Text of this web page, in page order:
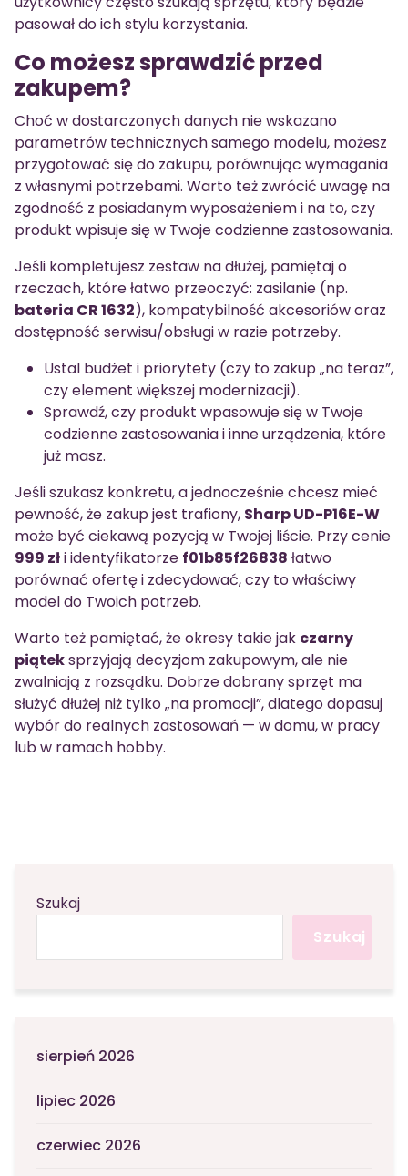
pasował do ich stylu korzystania.
Co możesz sprawdzić przed
zakupem?
Choć w dostarczonych danych nie wskazano
parametrów technicznych samego modelu, możesz
przygotować się do zakupu, porównując wymagania
z własnymi potrzebami. Warto też zwrócić uwagę na
zgodność z posiadanym wyposażeniem i na to, czy
produkt wpisuje się w Twoje codzienne zastosowania.
Jeśli kompletujesz zestaw na dłużej, pamiętaj o
rzeczach, które łatwo przeoczyć: zasilanie (np.
bateria CR 1632), kompatybilność akcesoriów oraz
dostępność serwisu/obsługi w razie potrzeby.
Ustal budżet i priorytety (czy to zakup „na teraz”,
czy element większej modernizacji).
Sprawdź, czy produkt wpasowuje się w Twoje
codzienne zastosowania i inne urządzenia, które
już masz.
Jeśli szukasz konkretu, a jednocześnie chcesz mieć
pewność, że zakup jest trafiony, Sharp UD-P16E-W
może być ciekawą pozycją w Twojej liście. Przy cenie
999 złi identyfikatorze f01b85f26838 łatwo
porównać ofertę i zdecydować, czy to właściwy
model do Twoich potrzeb.
Warto też pamiętać, że okresy takie jak czarny
piąteksprzyjają decyzjom zakupowym, ale nie
zwalniają z rozsądku. Dobrze dobrany sprzęt ma
służyć dłużej niż tylko „na promocji”, dlatego dopasuj
wybór do realnych zastosowań — w domu, w pracy
lub w ramach hobby.
Szukaj
Szukaj
sierpień 2026
lipiec 2026
czerwiec 2026